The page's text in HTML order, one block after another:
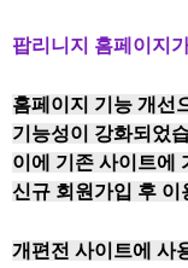
팝리니지 홈페이지
홈페이지 기능 개선
기능성이 강화되었
이에 기존 사이트에
신규 회원가입 후
개편전 사이트에 사